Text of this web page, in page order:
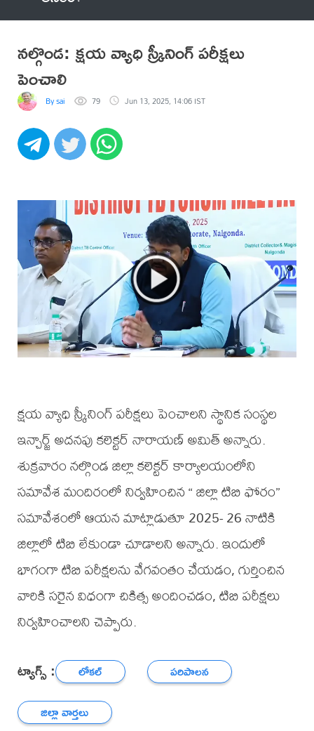
నల్గొండ: క్షయ వ్యాధి స్క్రీనింగ్ పరీక్షలు
పెంచాలి
By sai 79 Jun 13, 2025, 14:06 IST
క్షయ వ్యాధి స్క్రీనింగ్ పరీక్షలు పెంచాలని స్థానిక సంస్థల
ఇన్చార్జ్ అదనపు కలెక్టర్ నారాయణ్ అమిత్ అన్నారు.
శుక్రవారం నల్గొండ జిల్లా కలెక్టర్ కార్యాలయంలోని
సమావేశ మందిరంలో నిర్వహించిన “ జిల్లా టిబి ఫోరం”
సమావేశంలో ఆయన మాట్లాడుతూ 2025- 26 నాటికి
జిల్లాలో టిబి లేకుండా చూడాలని అన్నారు. ఇందులో
భాగంగా టిబి పరీక్షలను వేగవంతం చేయడం, గుర్తించిన
వారికి సరైన విధంగా చికిత్స అందించడం, టిబి పరీక్షలు
నిర్వహించాలని చెప్పారు.
ట్యాగ్స్ : లోకల్
పరిపాలన
జిల్లా వార్తలు